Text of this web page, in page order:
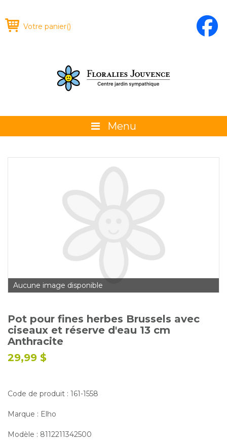
Votre panier()
Menu
La boutique
Promotions et évènements
Calendrier horticole
Emplois
Service à la clientèle
Nous joindre
Aucune image disponible
Pot pour fines herbes Brussels avec
ciseaux et réserve d'eau 13 cm
Anthracite
29,99 $
Code de produit : 161-1558
Marque : Elho
Modèle : 8112211342500